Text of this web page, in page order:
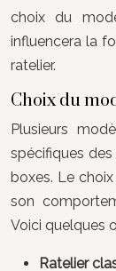
choix du
influencera la
ratelier.
Choix du
Plusieurs
spécifiques
boxes. Le
son
Voici quelques
Ratelier